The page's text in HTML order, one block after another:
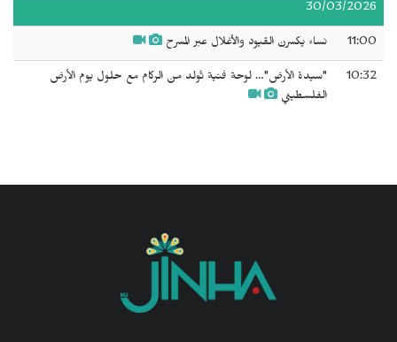
30/03/2026
11:00 نساء يكسرن القيود والأغلال عبر المسرح
10:32
"سيدة الأرض"… لوحة فنية تُولد من الركام مع حلول يوم الأرض
الفلسطيني